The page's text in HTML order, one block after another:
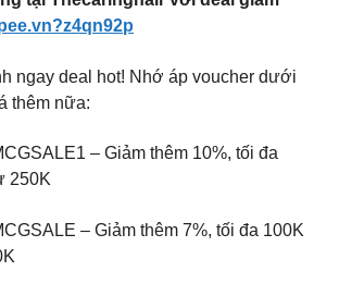
ngay deal hot! Nhớ áp voucher dưới
thêm nữa:
– Giảm thêm 10%, tối đa
250K
– Giảm thêm 7%, tối đa 100K